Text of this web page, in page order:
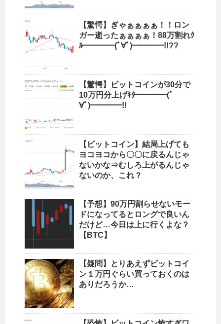
【驚愕】ぎゃぁぁぁぁ！！ロン
ガー逝ったぁぁぁぁ！88万割れｸ
ﾙ━━━━(ﾟ∀ﾟ)━━━━!!??
【驚愕】ビットコインが30分で
10万円分上げｷﾀ━━━━(ﾟ
∀ﾟ)━━━━!!
【ビットコイン】結局上げても
ヨコヨコから〇〇に戻るんじゃ
ないかな⇒むしろ上がるんじゃ
ないのか、これ？
【予想】90万円割らせないモー
ドになってるとロングで良いん
だけど…今日は上に行くよな？
【BTC】
【疑問】とりあえずビットコイ
ン１万円ぐらい買っておくのは
ありだろうか…